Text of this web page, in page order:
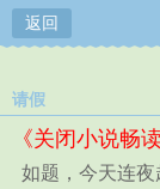
返回
请假
《关闭小说畅
如题，今天连